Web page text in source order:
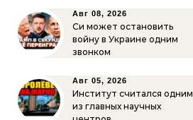
Авг 08, 2026
Си может остановить
войну в Украине одним
звонком
Авг 05, 2026
Институт считался одним
из главных научных